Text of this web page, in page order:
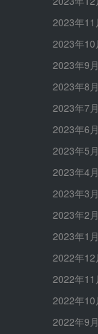
2023年11
2023年10
2023年9月
2023年8月
2023年7月
2023年6月
2023年5月
2023年4月
2023年3月
2023年2月
2023年1月
2022年12
2022年11
2022年10
2022年9月